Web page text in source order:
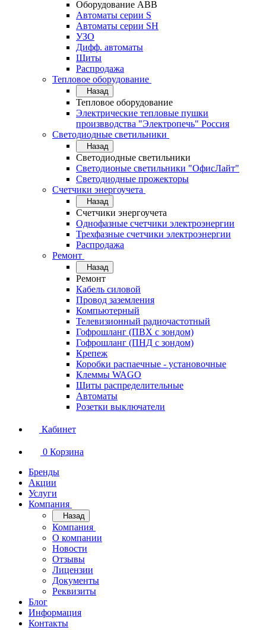
Оборудование АВВ
Автоматы серии S
Автоматы серии SH
УЗО
Дифф. автоматы
Щиты
Распродажа
Тепловое оборудование
Назад
Тепловое оборудование
Электрические тепловые пушки
произвводства "Электропечь" Россия
Светодиодные светильники
Назад
Светодиодные светильники
Светодионые светильники "ОфисЛайт"
Светодиодные прожекторы
Счетчики энергоучета
Назад
Счетчики энергоучета
Однофазные счетчики электроэнергии
Трехфазные счетчики электроэнергии
Распродажа
Ремонт
Назад
Ремонт
Кабель силовой
Провод заземления
Компьютерный
Телевизионный радиочастотный
Гофрошланг (ПВХ с зондом)
Гофрошланг (ПНД с зондом)
Крепеж
Коробки распаечные - установочные
Клеммы WAGO
Щиты распределительные
Автоматы
Розетки выключатели
Кабинет
0 Корзина
Бренды
Акции
Услуги
Компания
Назад
Компания
О компании
Новости
Отзывы
Лицензии
Документы
Реквизиты
Блог
Информация
Контакты